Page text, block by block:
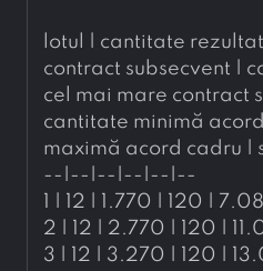
lotul | cantitate
contract subsecvent |
cel mai mare contract
cantitate minimă
maximă acord cadru |
--|--|--|--|--|--
1 | 12 | 1.770 | 120 |
2 | 12 | 2.770 | 120 |
3 | 12 | 3.270 | 120 |